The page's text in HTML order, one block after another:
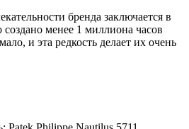
бренда заключается в
менее 1 миллиона часов
и эта редкость делает их очень